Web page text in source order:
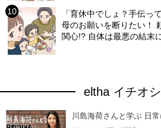
「育休中でしょ？手伝っ
母のお願いを断りたい！
関心!? 自体は最悪の結末
eltha イチオ
川島海荷さんと学ぶ 日